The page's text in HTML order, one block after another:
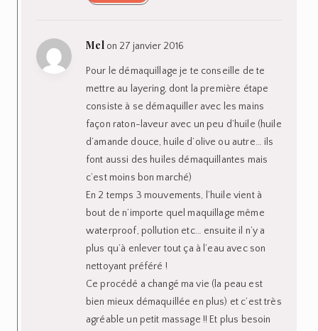
Mel on 27 janvier 2016
Pour le démaquillage je te conseille de te
mettre au layering, dont la première étape
consiste à se démaquiller avec les mains
façon raton-laveur avec un peu d’huile (huile
d’amande douce, huile d’olive ou autre… ils
font aussi des huiles démaquillantes mais
c’est moins bon marché)
En 2 temps 3 mouvements, l’huile vient à
bout de n’importe quel maquillage même
waterproof, pollution etc… ensuite il n’y a
plus qu’à enlever tout ça à l’eau avec son
nettoyant préféré !
Ce procédé a changé ma vie (la peau est
bien mieux démaquillée en plus) et c’est très
agréable un petit massage !! Et plus besoin